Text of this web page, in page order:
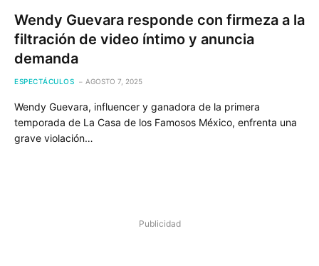
Wendy Guevara responde con firmeza a la
filtración de video íntimo y anuncia
demanda
ESPECTÁCULOS AGOSTO 7, 2025
Wendy Guevara, influencer y ganadora de la primera
temporada de La Casa de los Famosos México, enfrenta una
grave violación…
Publicidad